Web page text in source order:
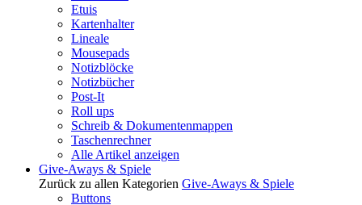
Etuis
Kartenhalter
Lineale
Mousepads
Notizblöcke
Notizbücher
Post-It
Roll ups
Schreib & Dokumentenmappen
Taschenrechner
Alle Artikel anzeigen
Give-Aways & Spiele
Zurück zu allen Kategorien Give-Aways & Spiele
Buttons